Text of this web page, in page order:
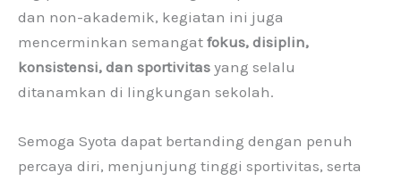
dan non-akademik, kegiatan ini juga
mencerminkan semangat fokus, disiplin,
konsistensi, dan sportivitas yang selalu
ditanamkan di lingkungan sekolah.
Semoga Syota dapat bertanding dengan penuh
percaya diri, menjunjung tinggi sportivitas, serta